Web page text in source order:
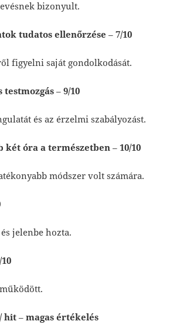
bizonyult.
tudatos ellenőrzése –7/10
figyelni saját gondolkodását.
testmozgás –9/10
és az érzelmi szabályozást.
két óra a természetben –10/10
módszer volt számára.
jelenbe hozta.
hit –magas értékelés